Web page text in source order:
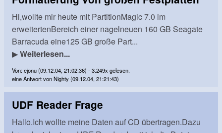
Hi,wollte mir heute mit PartitionMagic 7.0 im
erweitertenBereich einer nagelneuen 160 GB Seagate
Barracuda eine125 GB große Part...
▶Weiterlesen...
Von: ejonu (09.12.04, 21:02:36) - 3.249x gelesen.
eine Antwort von Nighty (09.12.04, 21:21:43)
UDF Reader Frage
Hallo.Ich wollte meine Daten auf CD übertragen.Dazu